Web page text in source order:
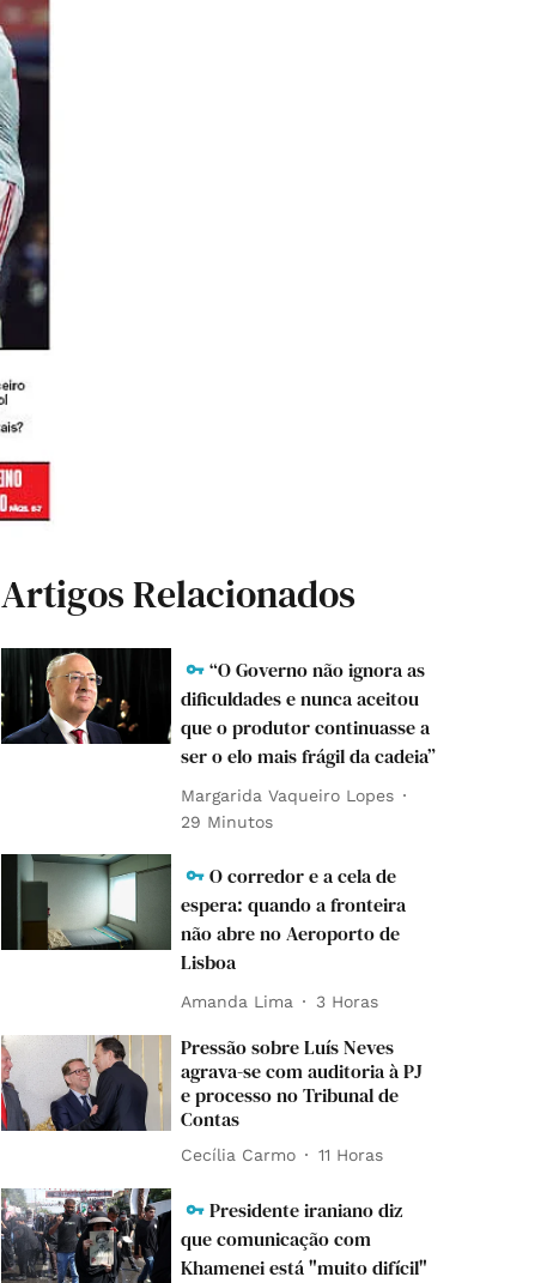
Artigos Relacionados
“O Governo não ignora as
dificuldades e nunca aceitou
que o produtor continuasse a
ser o elo mais frágil da cadeia”
Margarida Vaqueiro Lopes
29 Minutos
O corredor e a cela de
espera: quando a fronteira
não abre no Aeroporto de
Lisboa
Amanda Lima 3 Horas
Pressão sobre Luís Neves
agrava-se com auditoria à PJ
e processo no Tribunal de
Contas
Cecília Carmo 11 Horas
Presidente iraniano diz
que comunicação com
Khamenei está "muito difícil"